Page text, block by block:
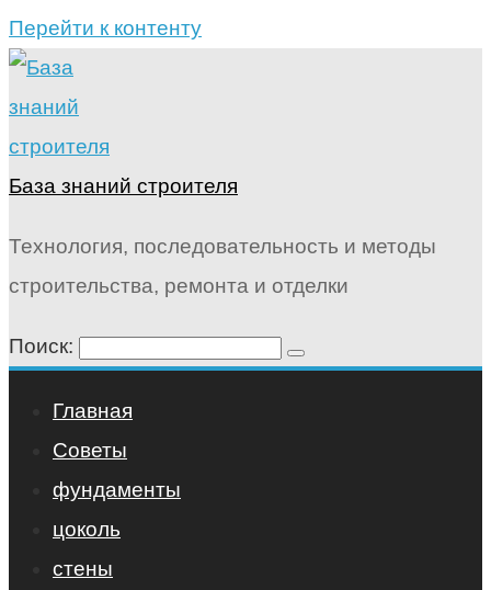
Перейти к контенту
База знаний строителя
Технология, последовательность и методы
строительства, ремонта и отделки
Поиск:
Главная
Советы
фундаменты
цоколь
стены